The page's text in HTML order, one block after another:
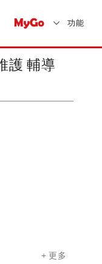
功能
護 輔導
+ 更多